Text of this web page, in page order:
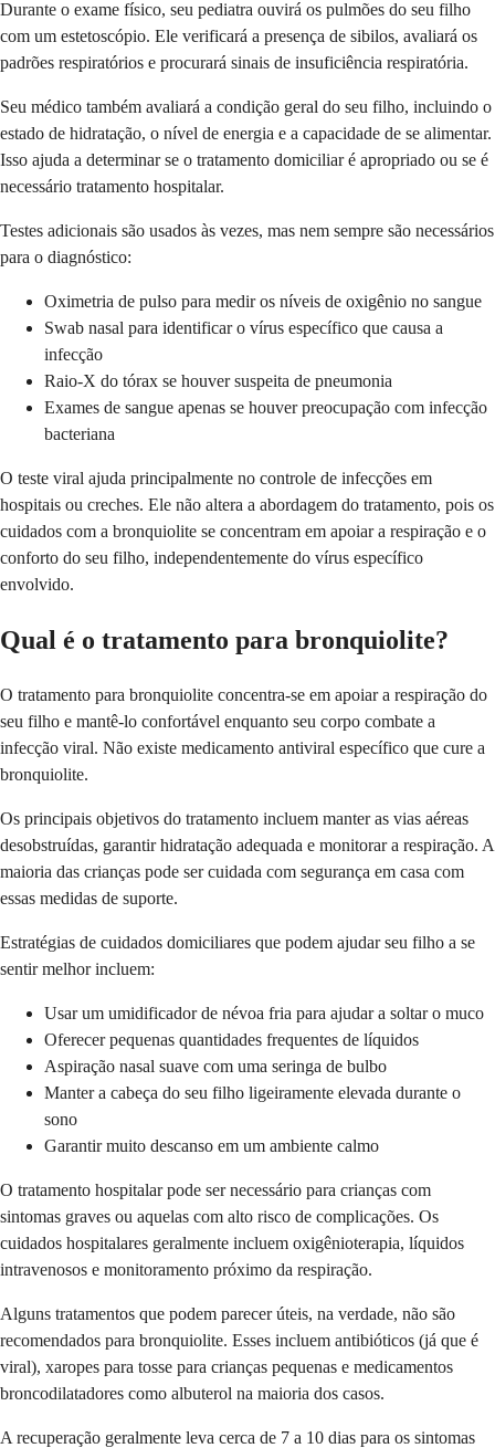
Durante o exame físico, seu pediatra ouvirá os pulmões do seu filho
com um estetoscópio. Ele verificará a presença de sibilos, avaliará os
padrões respiratórios e procurará sinais de insuficiência respiratória.
Seu médico também avaliará a condição geral do seu filho, incluindo o
estado de hidratação, o nível de energia e a capacidade de se alimentar.
Isso ajuda a determinar se o tratamento domiciliar é apropriado ou se é
necessário tratamento hospitalar.
Testes adicionais são usados às vezes, mas nem sempre são necessários
para o diagnóstico:
Oximetria de pulso para medir os níveis de oxigênio no sangue
Swab nasal para identificar o vírus específico que causa a
infecção
Raio-X do tórax se houver suspeita de pneumonia
Exames de sangue apenas se houver preocupação com infecção
bacteriana
O teste viral ajuda principalmente no controle de infecções em
hospitais ou creches. Ele não altera a abordagem do tratamento, pois os
cuidados com a bronquiolite se concentram em apoiar a respiração e o
conforto do seu filho, independentemente do vírus específico
envolvido.
Qual é o tratamento para bronquiolite?
O tratamento para bronquiolite concentra-se em apoiar a respiração do
seu filho e mantê-lo confortável enquanto seu corpo combate a
infecção viral. Não existe medicamento antiviral específico que cure a
bronquiolite.
Os principais objetivos do tratamento incluem manter as vias aéreas
desobstruídas, garantir hidratação adequada e monitorar a respiração. A
maioria das crianças pode ser cuidada com segurança em casa com
essas medidas de suporte.
Estratégias de cuidados domiciliares que podem ajudar seu filho a se
sentir melhor incluem:
Usar um umidificador de névoa fria para ajudar a soltar o muco
Oferecer pequenas quantidades frequentes de líquidos
Aspiração nasal suave com uma seringa de bulbo
Manter a cabeça do seu filho ligeiramente elevada durante o
sono
Garantir muito descanso em um ambiente calmo
O tratamento hospitalar pode ser necessário para crianças com
sintomas graves ou aquelas com alto risco de complicações. Os
cuidados hospitalares geralmente incluem oxigênioterapia, líquidos
intravenosos e monitoramento próximo da respiração.
Alguns tratamentos que podem parecer úteis, na verdade, não são
recomendados para bronquiolite. Esses incluem antibióticos (já que é
viral), xaropes para tosse para crianças pequenas e medicamentos
broncodilatadores como albuterol na maioria dos casos.
A recuperação geralmente leva cerca de 7 a 10 dias para os sintomas